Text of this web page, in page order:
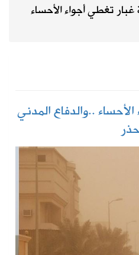
تغطي أجواء الأحساء
..والدفاع المدني